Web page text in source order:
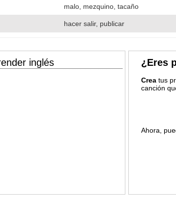
malo, mezquino, tacaño
hacer salir, publicar
inglés ¿Eres
Creatus
canción
Ahora,